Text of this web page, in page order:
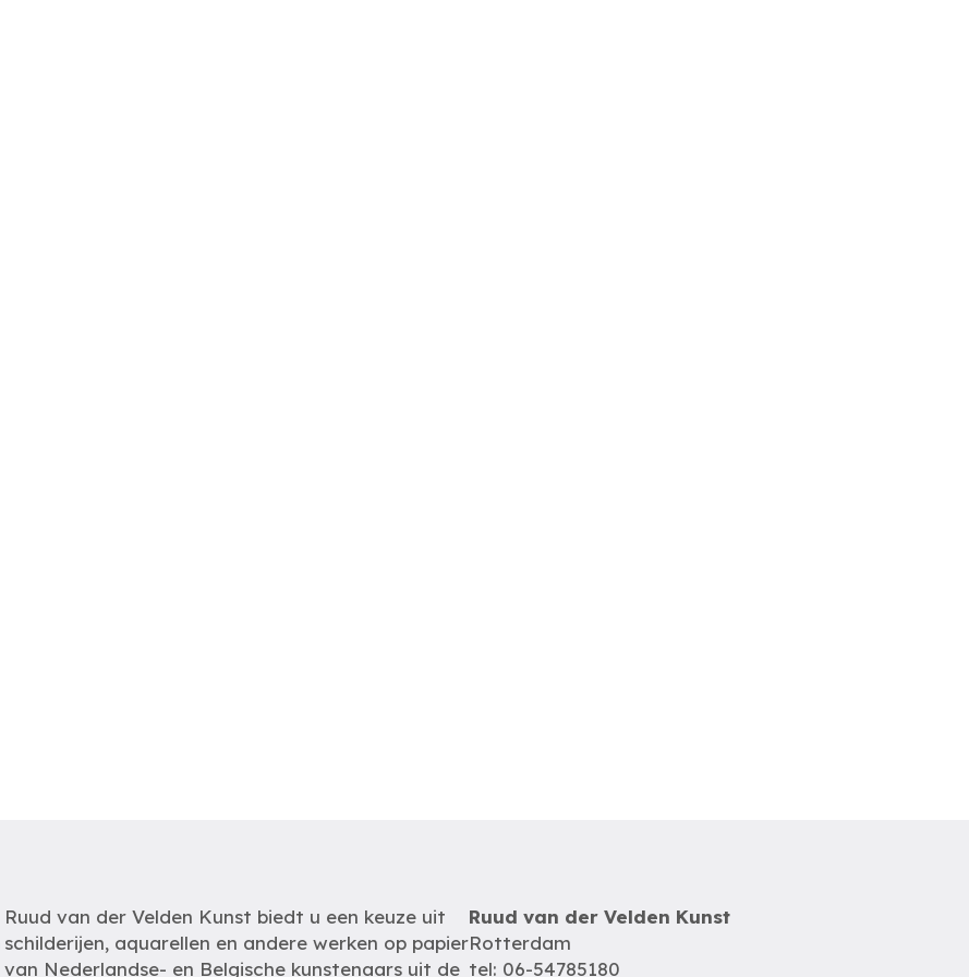
Ruud van der Velden Kunst biedt u een keuze uit
schilderijen, aquarellen en andere werken op papier
van Nederlandse- en Belgische kunstenaars uit de
Ruud van der Velden Kunst
Rotterdam
tel: 06-54785180